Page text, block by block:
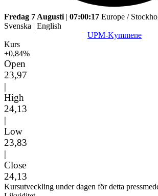
Fredag 7 Augusti | 07:00:17 Europe /
Svenska | English
UPM-Kymmene
Kurs
+0,84%
Open
23,97
|
High
24,13
|
Low
23,83
|
Close
24,13
Kursutveckling under dagen för detta